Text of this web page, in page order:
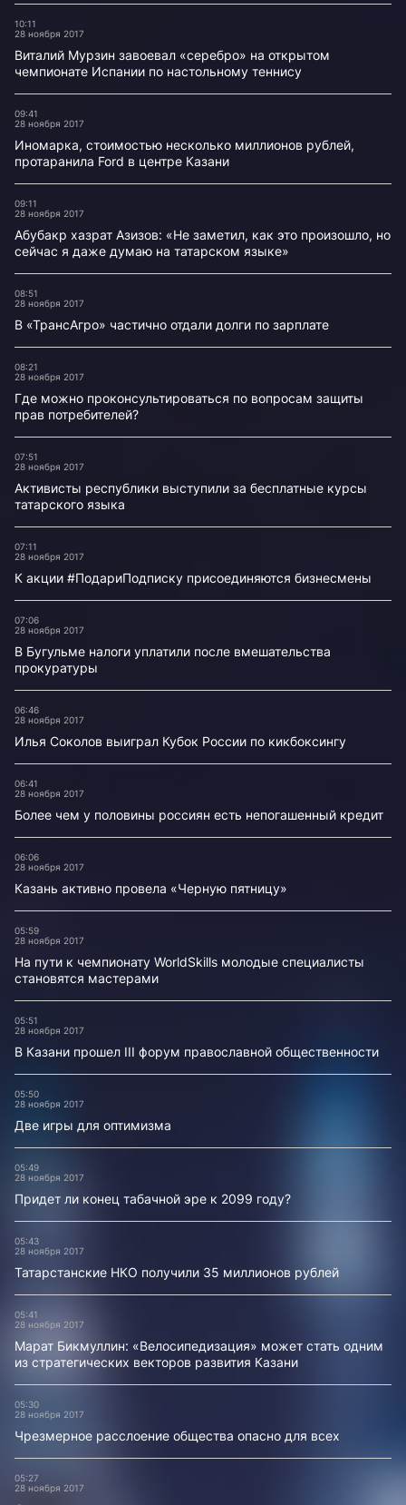
10:11
28 ноября 2017
Виталий Мурзин завоевал «серебро» на открытом
чемпионате Испании по настольному теннису
09:41
28 ноября 2017
Иномарка, стоимостью несколько миллионов рублей,
протаранила Ford в центре Казани
09:11
28 ноября 2017
Абубакр хазрат Азизов: «Не заметил, как это произошло, но
сейчас я даже думаю на татарском языке»
08:51
28 ноября 2017
В «ТрансАгро» частично отдали долги по зарплате
08:21
28 ноября 2017
Где можно проконсультироваться по вопросам защиты
прав потребителей?
07:51
28 ноября 2017
Активисты республики выступили за бесплатные курсы
татарского языка
07:11
28 ноября 2017
К акции #ПодариПодписку присоединяются бизнесмены
07:06
28 ноября 2017
В Бугульме налоги уплатили после вмешательства
прокуратуры
06:46
28 ноября 2017
Илья Соколов выиграл Кубок России по кикбоксингу
06:41
28 ноября 2017
Более чем у половины россиян есть непогашенный кредит
06:06
28 ноября 2017
Казань активно провела «Черную пятницу»
05:59
28 ноября 2017
На пути к чемпионату WorldSkills молодые специалисты
становятся мастерами
05:51
28 ноября 2017
В Казани прошел III форум православной общественности
05:50
28 ноября 2017
Две игры для оптимизма
05:49
28 ноября 2017
Придет ли конец табачной эре к 2099 году?
05:43
28 ноября 2017
Татарстанские НКО получили 35 миллионов рублей
05:41
28 ноября 2017
Марат Бикмуллин: «Велосипедизация» может стать одним
из стратегических векторов развития Казани
05:30
28 ноября 2017
Чрезмерное расслоение общества опасно для всех
05:27
28 ноября 2017